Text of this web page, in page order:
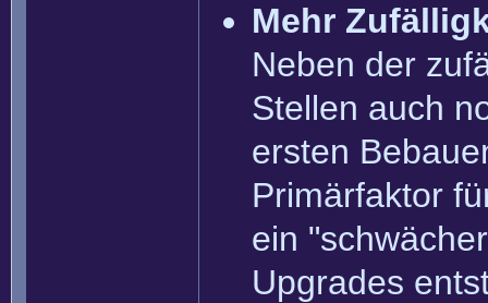
Mehr
Neben der
Stellen auch
ersten
Primärfaktor
ein
Upgrades